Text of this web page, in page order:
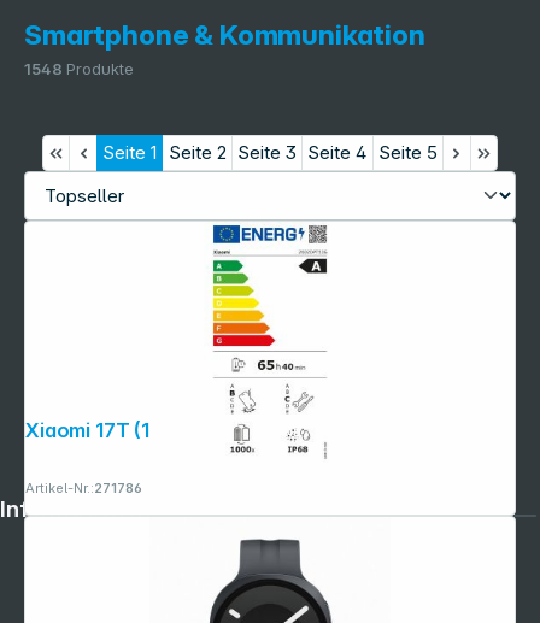
Smartphone & Kommunikation
1548 Produkte
Seite 1 Seite 2 Seite 3 Seite 4 Seite 5
Xiaomi 17T (12GB+256GB) schwarz
Artikel-Nr.:271786
Informationen